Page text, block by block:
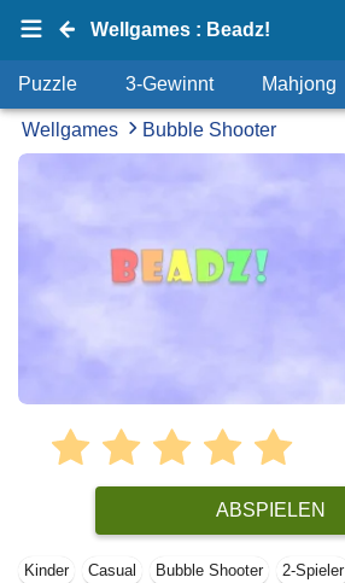
Wellgames : Beadz!
Puzzle 3-Gewinnt Mahjong
Wellgames Bubble Shooter
ABSPIELEN
Kinder Casual Bubble Shooter 2-Spieler